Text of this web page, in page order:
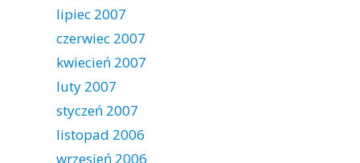
lipiec 2007
czerwiec 2007
kwiecień 2007
luty 2007
styczeń 2007
listopad 2006
wrzesień 2006